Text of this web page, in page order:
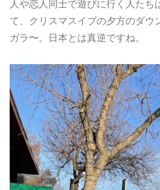
人や恋人同士で遊びに行く人たち
て、クリスマスイブの夕方のダウ
ガラ〜。日本とは真逆ですね。